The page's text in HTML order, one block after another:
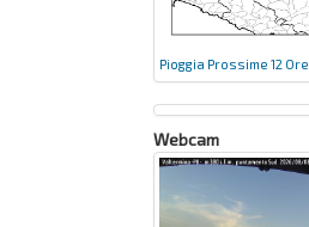
Pioggia Prossime 12 Ore
Webcam